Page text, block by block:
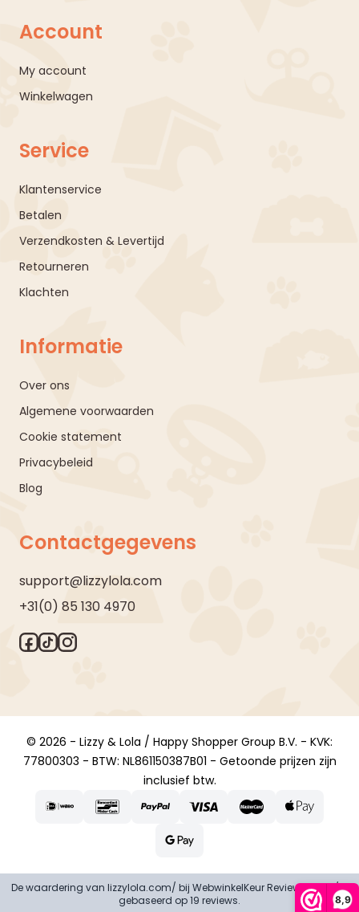
8,9
Account
My account
Winkelwagen
Service
Klantenservice
Betalen
Verzendkosten & Levertijd
Retourneren
Klachten
Informatie
Over ons
Algemene voorwaarden
Cookie statement
Privacybeleid
Blog
Contactgegevens
support@lizzylola.com
+31(0) 85 130 4970
© 2026 - Lizzy & Lola / Happy Shopper Group B.V. - KVK:
77800303 - BTW: NL861150387B01 - Getoonde prijzen zijn
inclusief btw.
De waardering van lizzylola.com/ bij WebwinkelKeur Reviewsis 8.9/10
gebaseerd op 19 reviews.